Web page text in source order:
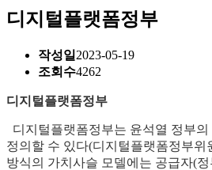
디지털플랫폼정부
작성일 2023-05-19
조회수4262
디지털플랫폼정부
디지털플랫폼정부는 윤석열 정부
정의할 수 있다(디지털플랫폼정부
방식의 가치사슬 모델에는 공급자(